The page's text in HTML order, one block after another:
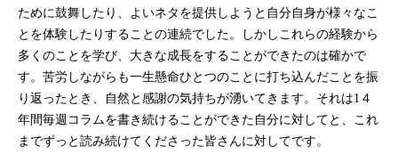
ために鼓舞したり、よいネタを提供しようと自分自身が様々なこ
とを体験したりすることの連続でした。しかしこれらの経験から
多くのことを学び、大きな成長をすることができたのは確かで
す。苦労しながらも一生懸命ひとつのことに打ち込んだことを振
り返ったとき、自然と感謝の気持ちが湧いてきます。それは1４
年間毎週コラムを書き続けることができた自分に対してと、これ
までずっと読み続けてくださった皆さんに対してです。